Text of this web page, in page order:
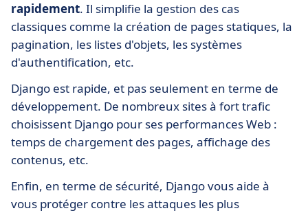
rapidement. Il simplifie la gestion des cas
classiques comme la création de pages statiques, la
pagination, les listes d'objets, les systèmes
d'authentification, etc.
Django est rapide, et pas seulement en terme de
développement. De nombreux sites à fort trafic
choisissent Django pour ses performances Web :
temps de chargement des pages, affichage des
contenus, etc.
Enfin, en terme de sécurité, Django vous aide à
vous protéger contre les attaques les plus